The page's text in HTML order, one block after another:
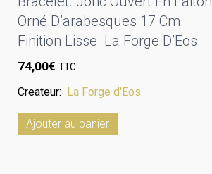
Orné D’arabesques 17 Cm.
Finition Lisse. La Forge D’Eos.
74,00€ TTC
Createur: La Forge d'Eos
Ajouter au panier